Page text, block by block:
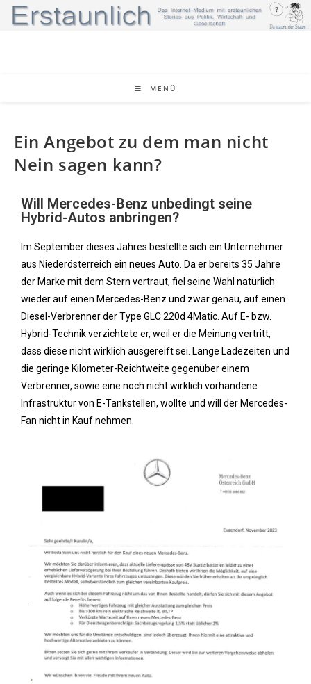
MENÜ
Ein Angebot zu dem man nicht
Nein sagen kann?
Will Mercedes-Benz unbedingt seine
Hybrid-Autos anbringen?
Im September dieses Jahres bestellte sich ein Unternehmer
aus Niederösterreich ein neues Auto. Da er bereits 35 Jahre
der Marke mit dem Stern vertraut, fiel seine Wahl natürlich
wieder auf einen Mercedes-Benz und zwar genau, auf einen
Diesel-Verbrenner der Type GLC 220d 4Matic. Auf E- bzw.
Hybrid-Technik verzichtete er, weil er die Meinung vertritt,
dass diese nicht wirklich ausgereift sei. Lange Ladezeiten und
die geringe Kilometer-Reichtweite gegenüber einem
Verbrenner, sowie eine noch nicht wirklich vorhandene
Infrastruktur von E-Tankstellen, wollte und will der Mercedes-
Fan nicht in Kauf nehmen.